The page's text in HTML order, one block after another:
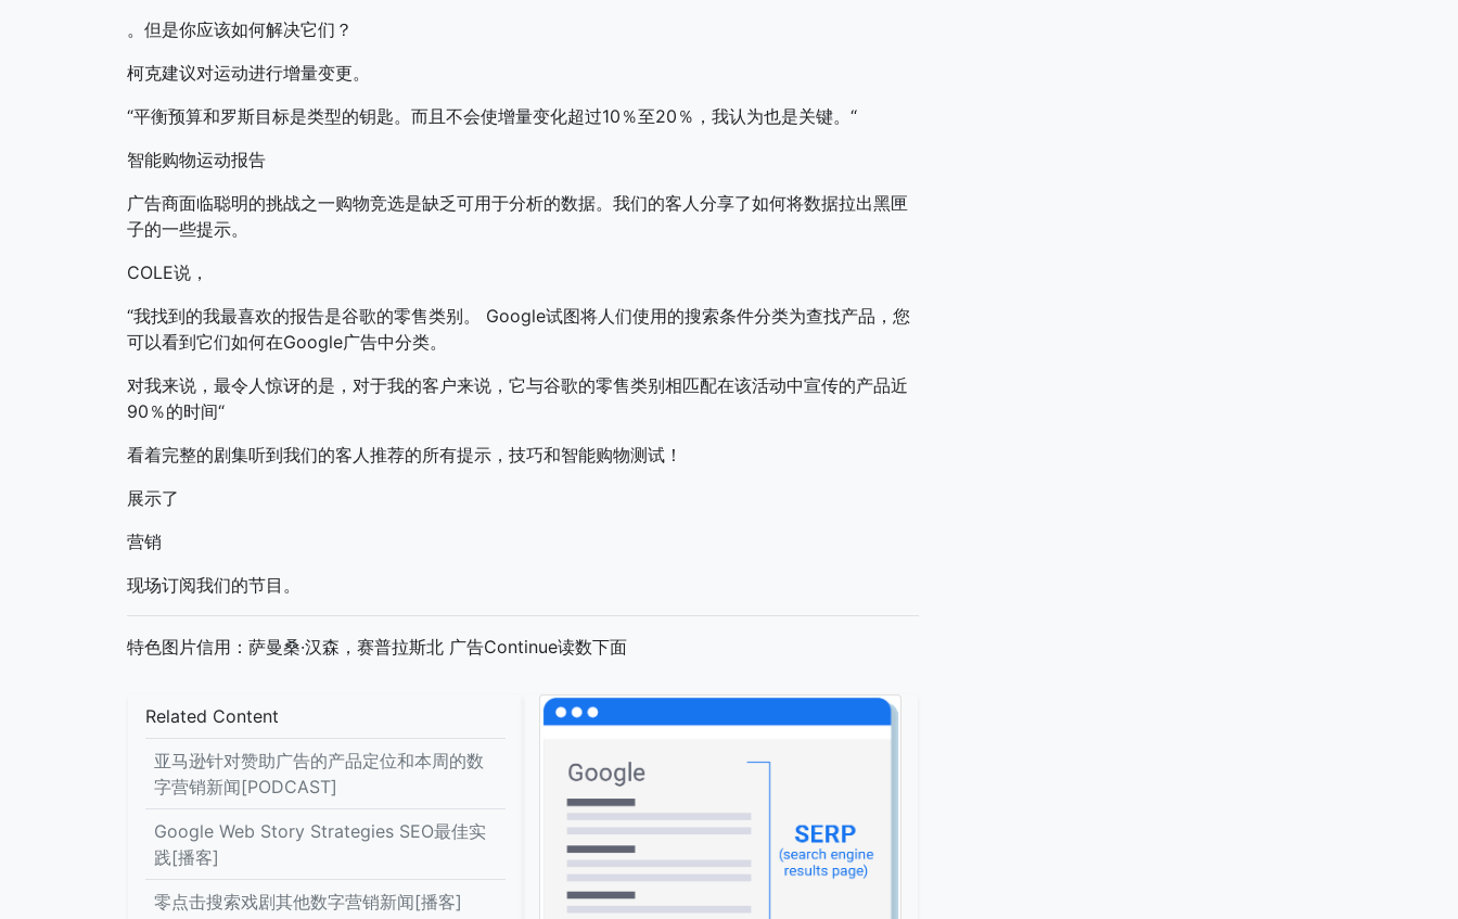
。但是你应该如何解决它们？
柯克建议对运动进行增量变更。
“平衡预算和罗斯目标是类型的钥匙。而且不会使增量变化超过10％至20％，我认为也是关键。“
智能购物运动报告
广告商面临聪明的挑战之一购物竞选是缺乏可用于分析的数据。我们的客人分享了如何将数据拉出黑匣
子的一些提示。
COLE说，
“我找到的我最喜欢的报告是谷歌的零售类别。 Google试图将人们使用的搜索条件分类为查找产品，您
可以看到它们如何在Google广告中分类。
对我来说，最令人惊讶的是，对于我的客户来说，它与谷歌的零售类别相匹配在该活动中宣传的产品近
90％的时间“
看着完整的剧集听到我们的客人推荐的所有提示，技巧和智能购物测试！
展示了
营销
现场订阅我们的节目。
特色图片信用：萨曼桑·汉森，赛普拉斯北 广告Continue读数下面
Related Content
亚马逊针对赞助广告的产品定位和本周的数
字营销新闻[PODCAST]
Google Web Story Strategies SEO最佳实
践[播客]
零点击搜索戏剧其他数字营销新闻[播客]